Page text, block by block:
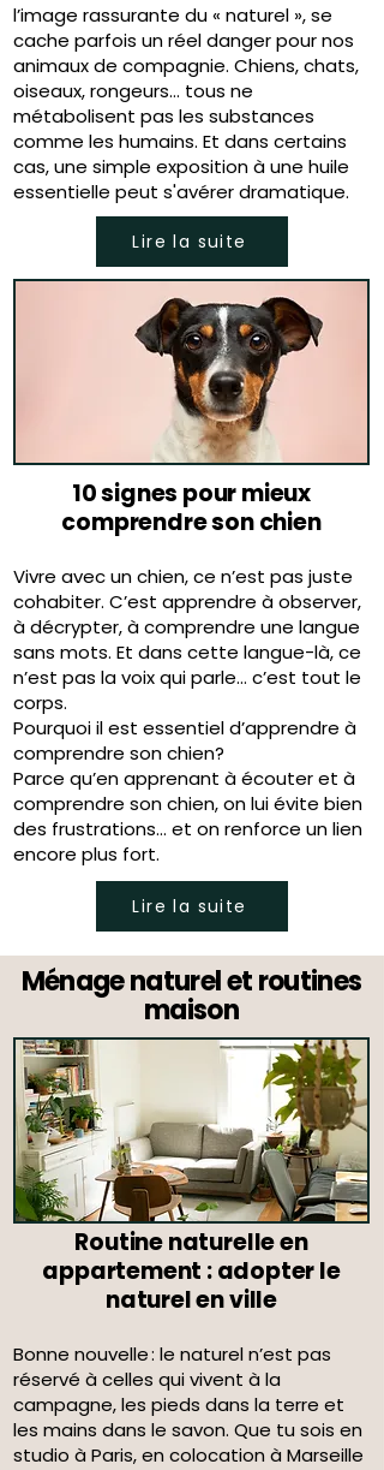
l’image rassurante du « naturel », se
cache parfois un réel danger pour nos
animaux de compagnie. Chiens, chats,
oiseaux, rongeurs… tous ne
métabolisent pas les substances
comme les humains. Et dans certains
cas, une simple exposition à une huile
essentielle peut s'avérer dramatique.
Lire la suite
10 signes pour mieux
comprendre son chien
Vivre avec un chien, ce n’est pas juste
cohabiter. C’est apprendre à observer,
à décrypter, à comprendre une langue
sans mots. Et dans cette langue-là, ce
n’est pas la voix qui parle… c’est tout le
corps.
Pourquoi il est essentiel d’apprendre à
comprendre son chien?
Parce qu’en apprenant à écouter et à
comprendre son chien, on lui évite bien
des frustrations… et on renforce un lien
encore plus fort.
Lire la suite
Ménage naturel et routines
maison
Routine naturelle en
appartement : adopter le
naturel en ville
Bonne nouvelle : le naturel n’est pas
réservé à celles qui vivent à la
campagne, les pieds dans la terre et
les mains dans le savon. Que tu sois en
studio à Paris, en colocation à Marseille